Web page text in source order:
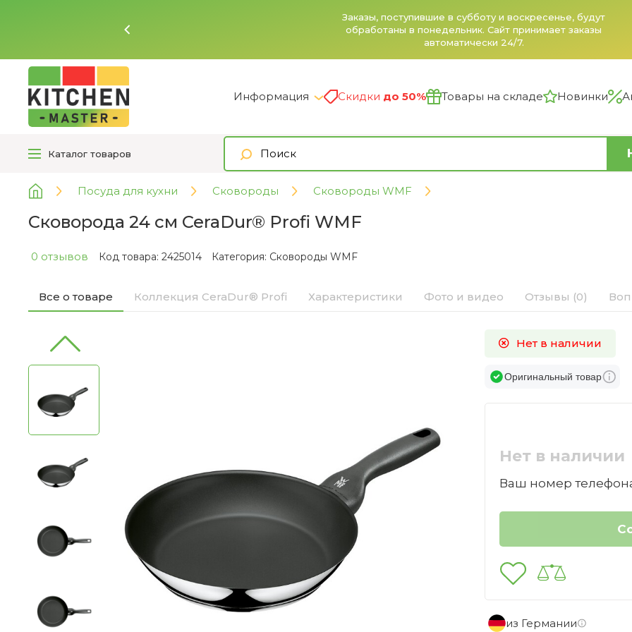
Заказы, поступившие в субботу и воскресенье, будут
обработаны в понедельник. Сайт принимает заказы
автоматически 24/7.
Информация Скидки до 50% Товары на складе Новинки
Каталог товаров
Посуда для кухни Сковороды Сковороды WMF
Сковорода 24 см CeraDur® Profi WMF
0 отзывов Код товара: 2425014 Категория: Сковороды WMF
Все о товаре Коллекция CeraDur® Profi Характеристики Фото и видео Отзывы (0)
Нет в наличии
Оригинальный товар
Нет в наличии
Ваш номер
из Германии